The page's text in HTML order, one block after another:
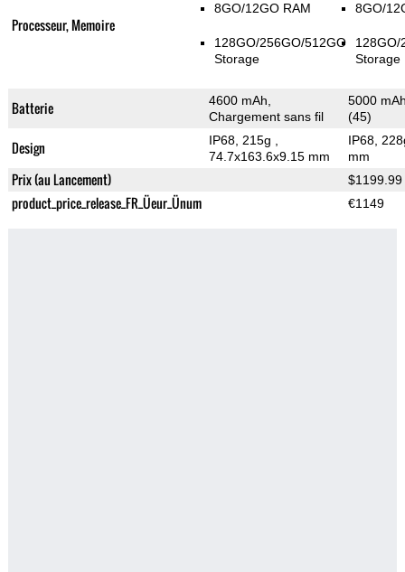
Processeur, Memoire
8GO/12GO RAM
128GO/256GO/512GO
Storage
8GO/
128GO/
Storage
Batterie
4600 mAh,
Chargement sans fil
5000
(45)
Design IP68, 215g
74.7x163.6x9.15 mm
IP68,
mm
Prix (au Lancement) $1199.99
product_price_release_FR_Üeur_Ünum €1149